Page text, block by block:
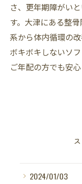
さ、更年期障がい
す。大津にある整
系から体内循環の
ボキボキしないソ
ご年配の方でも安
2024/01/03